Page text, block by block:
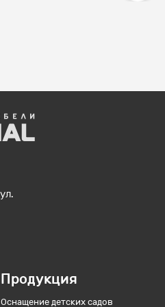
Продукция
Оснащение детских садов